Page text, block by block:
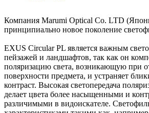
удалена с помощью чистящей груши.
коэффициент отражения – всего 0,6%!
применения качественного оптического
рассчитанного просветления и чернения
светофильтра, а также за счет
на оправе светофильтра и матового
подавлению отражения от поверхности
оправы, характеристики объектива
Компания Marumi Optical Co. LTD
принципиально новое поколение
EXUS Circular PL является важным
пейзажей и ландшафтов, так как он
поляризацию света, возникающую при
поверхности предмета, и устраняет
контраст. Высокая светопередача
делает цвета более насыщенными и
различимыми в видоискателе.